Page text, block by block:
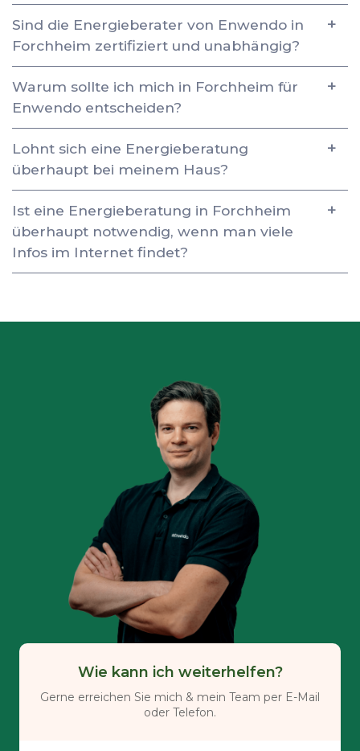
Sind die Energieberater von Enwendo in
Forchheim zertifiziert und unabhängig?
Warum sollte ich mich in Forchheim für
Enwendo entscheiden?
Lohnt sich eine Energieberatung
überhaupt bei meinem Haus?
Ist eine Energieberatung in Forchheim
überhaupt notwendig, wenn man viele
Infos im Internet findet?
Wie kann ich weiterhelfen?
Gerne erreichen Sie mich & mein Team per E-Mail
oder Telefon.